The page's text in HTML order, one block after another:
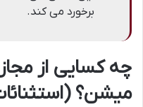
برخورد می کند.
چه کسایی از
میشن؟